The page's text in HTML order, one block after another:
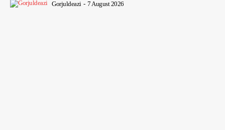
Gorjuldeazi - 7 August 2026